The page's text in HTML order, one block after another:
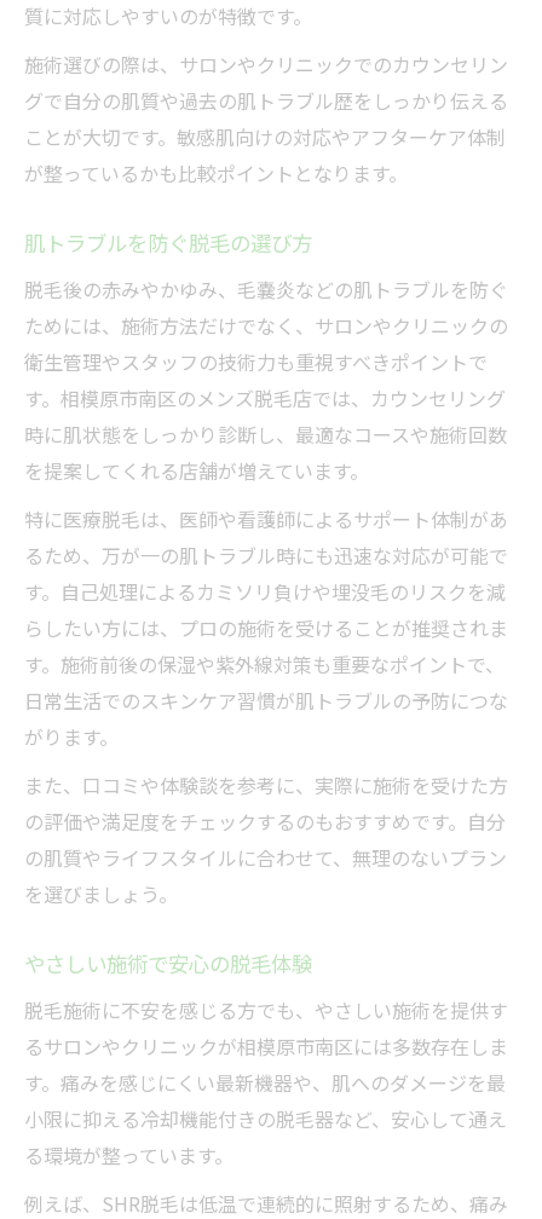
質に対応しやすいのが特徴です。
施術選びの際は、サロンやクリニックでのカウンセリン
グで自分の肌質や過去の肌トラブル歴をしっかり伝える
ことが大切です。敏感肌向けの対応やアフターケア体制
が整っているかも比較ポイントとなります。
肌トラブルを防ぐ脱毛の選び方
脱毛後の赤みやかゆみ、毛嚢炎などの肌トラブルを防ぐ
ためには、施術方法だけでなく、サロンやクリニックの
衛生管理やスタッフの技術力も重視すべきポイントで
す。相模原市南区のメンズ脱毛店では、カウンセリング
時に肌状態をしっかり診断し、最適なコースや施術回数
を提案してくれる店舗が増えています。
特に医療脱毛は、医師や看護師によるサポート体制があ
るため、万が一の肌トラブル時にも迅速な対応が可能で
す。自己処理によるカミソリ負けや埋没毛のリスクを減
らしたい方には、プロの施術を受けることが推奨されま
す。施術前後の保湿や紫外線対策も重要なポイントで、
日常生活でのスキンケア習慣が肌トラブルの予防につな
がります。
また、口コミや体験談を参考に、実際に施術を受けた方
の評価や満足度をチェックするのもおすすめです。自分
の肌質やライフスタイルに合わせて、無理のないプラン
を選びましょう。
やさしい施術で安心の脱毛体験
脱毛施術に不安を感じる方でも、やさしい施術を提供す
るサロンやクリニックが相模原市南区には多数存在しま
す。痛みを感じにくい最新機器や、肌へのダメージを最
小限に抑える冷却機能付きの脱毛器など、安心して通え
る環境が整っています。
例えば、SHR脱毛は低温で連続的に照射するため、痛み